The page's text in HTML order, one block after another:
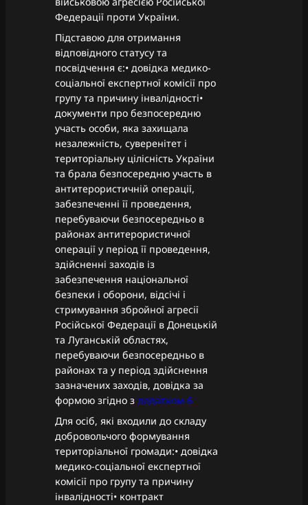
Федерації проти України.
Підставою для отримання
відповідного статусу та
посвідчення є:• довідка медико-
соціальної експертної комісії про
групу та причину інвалідності•
документи про безпосередню
участь особи, яка захищала
незалежність, суверенітет і
територіальну цілісність України
та брала безпосередню участь в
антитерористичній операції,
забезпеченні її проведення,
перебуваючи безпосередньо в
районах антитерористичної
операції у період її проведення,
здійсненні заходів із
забезпечення національної
безпеки і оборони, відсічі і
стримування збройної агресії
Російської Федерації в Донецькій
та Луганській областях,
перебуваючи безпосередньо в
районах та у період здійснення
зазначених заходів, довідка за
формою згідно з додатком 6
Для осіб, які входили до складу
добровольчого формування
територіальної громади:• довідка
медико-соціальної експертної
комісії про групу та причину
інвалідності• контракт